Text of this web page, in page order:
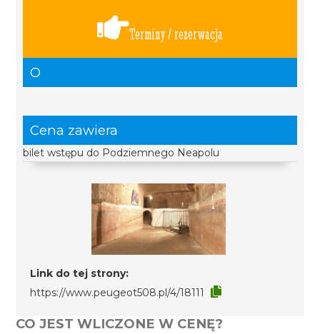
Terminy / rezerwacja
O
Cena zawiera
bilet wstępu do Podziemnego Neapolu
Link do tej strony:
https://www.peugeot508.pl/4/18111
CO JEST WLICZONE W CENĘ?